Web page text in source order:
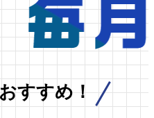
すすめ！